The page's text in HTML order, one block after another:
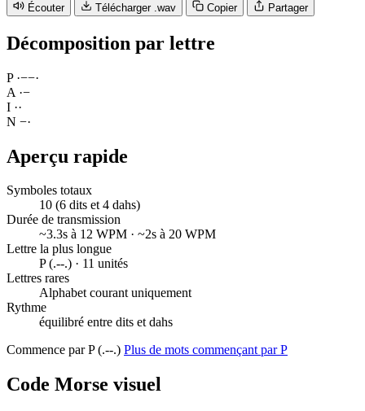
Écouter Télécharger .wav Copier Partager
Décomposition par lettre
P ·−−·
A ·−
I ··
N −·
Aperçu rapide
Symboles totaux
10 (6 dits et 4 dahs)
Durée de transmission
~3.3s à 12 WPM · ~2s à 20 WPM
Lettre la plus longue
P (.--.) · 11 unités
Lettres rares
Alphabet courant uniquement
Rythme
équilibré entre dits et dahs
Commence par P (.--.) Plus de mots commençant par P
Code Morse visuel